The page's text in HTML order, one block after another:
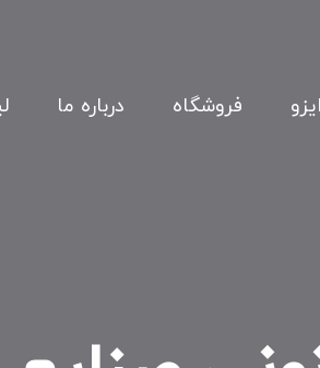
فروشگاه درباره ما